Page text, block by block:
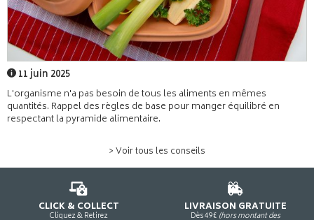
11 juin 2025
L'organisme n'a pas besoin de tous les aliments en mêmes
quantités. Rappel des règles de base pour manger équilibré en
respectant la pyramide alimentaire.
> Voir tous les conseils
CLICK & COLLECT
Cliquez & Retirez
LIVRAISON GRATUITE
Dès 49€ (hors montant des